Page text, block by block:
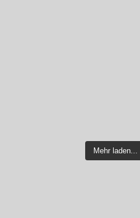
Mehr laden...